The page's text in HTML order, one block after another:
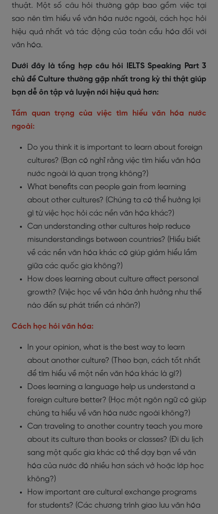
thuật. Một số câu hỏi thường gặp bao gồm việc tại
sao nên tìm hiểu về văn hóa nước ngoài, cách học hỏi
hiệu quả nhất và tác động của toàn cầu hóa đối với
văn hóa.
Dưới đây là tổng hợp câu hỏi IELTS Speaking Part 3
chủ đề Culture thường gặp nhất trong kỳ thi thật giúp
bạn dễ ôn tập và luyện nói hiệu quả hơn:
Tầm quan trọng của việc tìm hiểu văn hóa nước
ngoài:
Do you think it is important to learn about foreign
cultures? (Bạn có nghĩ rằng việc tìm hiểu văn hóa
nước ngoài là quan trọng không?)
What benefits can people gain from learning
about other cultures? (Chúng ta có thể hưởng lợi
gì từ việc học hỏi các nền văn hóa khác?)
Can understanding other cultures help reduce
misunderstandings between countries? (Hiểu biết
về các nền văn hóa khác có giúp giảm hiểu lầm
giữa các quốc gia không?)
How does learning about culture affect personal
growth? (Việc học về văn hóa ảnh hưởng như thế
nào đến sự phát triển cá nhân?)
Cách học hỏi văn hóa:
In your opinion, what is the best way to learn
about another culture? (Theo bạn, cách tốt nhất
để tìm hiểu về một nền văn hóa khác là gì?)
Does learning a language help us understand a
foreign culture better? (Học một ngôn ngữ có giúp
chúng ta hiểu về văn hóa nước ngoài không?)
Can traveling to another country teach you more
about its culture than books or classes? (Đi du lịch
sang một quốc gia khác có thể dạy bạn về văn
hóa của nước đó nhiều hơn sách vở hoặc lớp học
không?)
How important are cultural exchange programs
for students? (Các chương trình giao lưu văn hóa